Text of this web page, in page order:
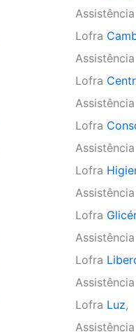
Lofra
Lofra
Lofra
Lofra
Lofra
Lofra
Lofra Luz,